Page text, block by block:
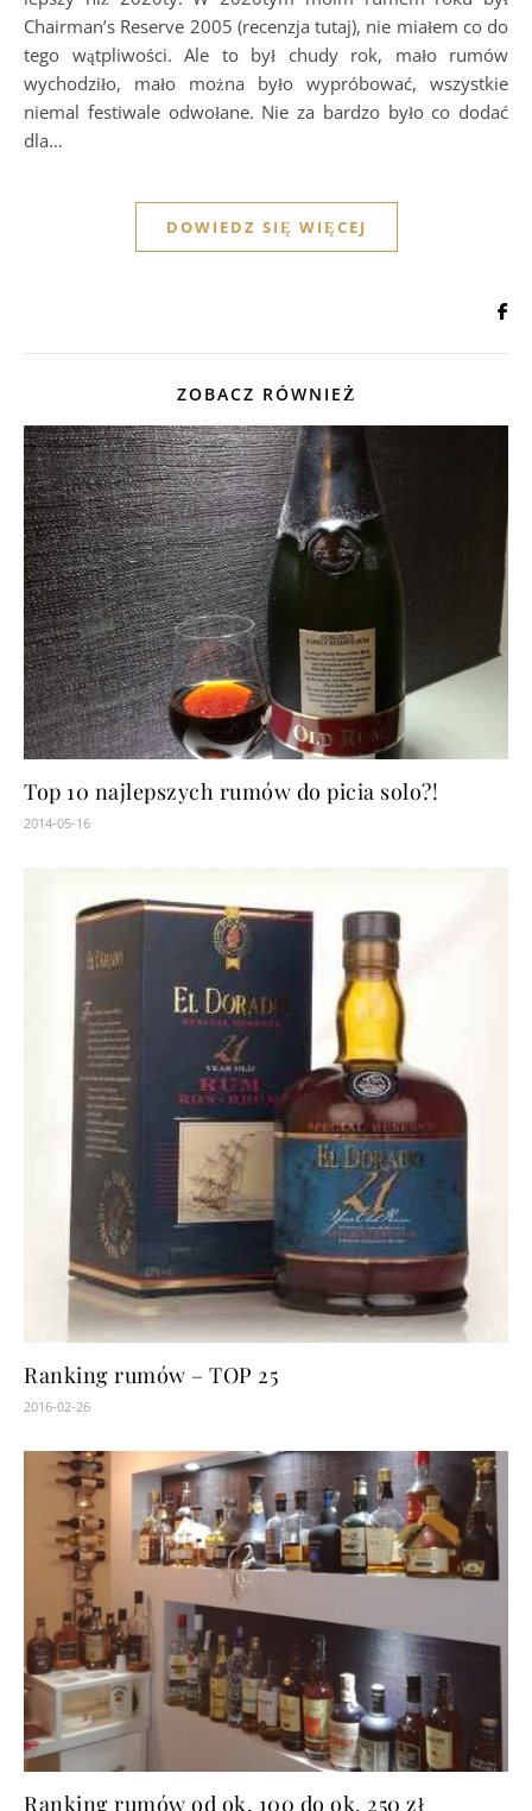
Chairman’s Reserve 2005 (recenzja tutaj), nie miałem co do
tego wątpliwości. Ale to był chudy rok, mało rumów
wychodziło, mało można było wypróbować, wszystkie
niemal festiwale odwołane. Nie za bardzo było co dodać
dla…
DOWIEDZ SIĘ WIĘCEJ
ZOBACZ RÓWNIEŻ
Top 10 najlepszych rumów do picia solo?!
2014-05-16
Ranking rumów – TOP 25
2016-02-26
Ranking rumów od ok. 100 do ok. 250 zł